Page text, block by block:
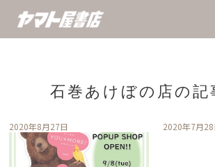
石巻あけぼの店の記
2020年8月27日 2020年7月28